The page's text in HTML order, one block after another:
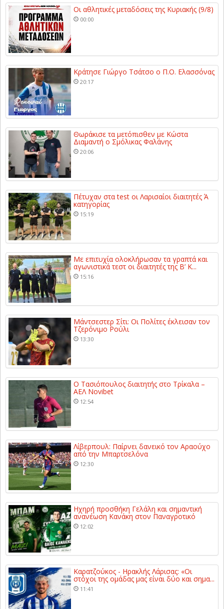
Οι αθλητικές μεταδόσεις της Κυριακής (9/8)
00:00
Κράτησε Γιώργο Τσάτσο ο Π.Ο. Ελασσόνας
20:17
Θωράκισε τα μετόπισθεν με Κώστα
Διαμαντή ο Σμόλικας Φαλάνης
20:06
Πέτυχαν στα test οι Λαρισαίοι διαιτητές Ά
κατηγορίας
15:19
Με επιτυχία ολοκλήρωσαν τα γραπτά και
αγωνιστικά τεστ οι διαιτητές της Β’ Κ...
15:16
Μάντσεστερ Σίτι: Οι Πολίτες έκλεισαν τον
Τζερόνιμο Ρούλι
13:30
Ο Τασιόπουλος διαιτητής στο Τρίκαλα –
ΑΕΛ Novibet
12:54
Λίβερπουλ: Παίρνει δανεικό τον Αραούχο
από την Μπαρτσελόνα
12:30
Ηχηρή προσθήκη Γελάλη και σημαντική
ανανέωση Κανάκη στον Παναγροτικό
12:02
Καρατζούκος - Ηρακλής Λάρισας: «Οι
στόχοι της ομάδας μας είναι δύο και σημα...
11:41